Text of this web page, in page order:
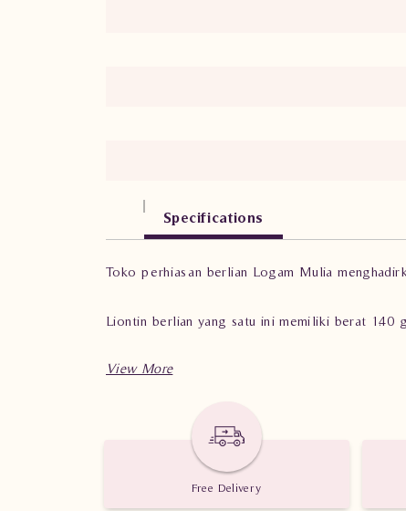
Specifications
Toko perhiasan berlian Logam Mulia
Liontin berlian yang satu ini memiliki berat
Cocok digunakan untuk wanita yang mengikuti
Temukan perhiasan berlianmu sekarang hanya
Free Delivery